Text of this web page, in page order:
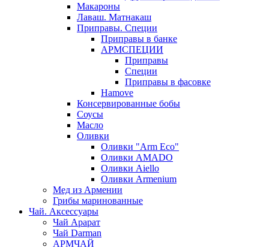
Макароны
Лаваш. Матнакаш
Приправы. Специи
Приправы в банке
АРМСПЕЦИИ
Приправы
Специи
Приправы в фасовке
Hamove
Консервированные бобы
Соусы
Масло
Оливки
Оливки "Arm Eco"
Оливки AMADO
Оливки Aiello
Оливки Armenium
Мед из Армении
Грибы маринованные
Чай. Аксессуары
Чай Арарат
Чай Darman
АРМЧАЙ